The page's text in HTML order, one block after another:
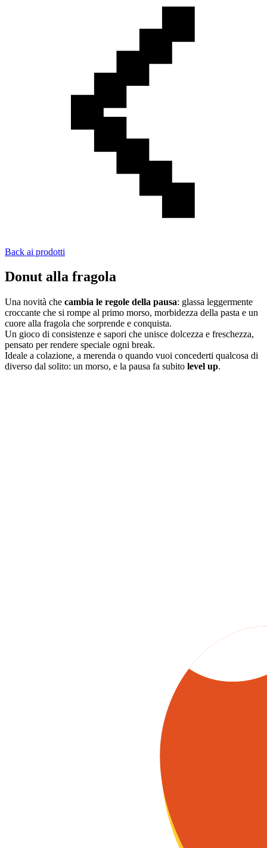
Back ai prodotti
Donut alla fragola
Una novità che cambia le regole della pausa: glassa leggermente
croccante che si rompe al primo morso, morbidezza della pasta e un
cuore alla fragola che sorprende e conquista.
Un gioco di consistenze e sapori che unisce dolcezza e freschezza,
pensato per rendere speciale ogni break.
Ideale a colazione, a merenda o quando vuoi concederti qualcosa di
diverso dal solito: un morso, e la pausa fa subito level up.